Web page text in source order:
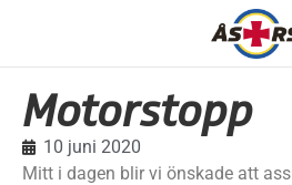
Motorstopp
10 juni 2020
Mitt i dagen blir vi önskade att